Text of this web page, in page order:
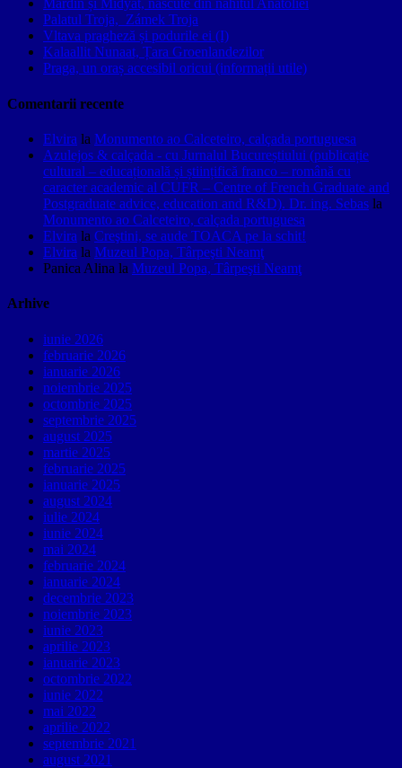
Mardin și Midyat, născute din nahitul Anatoliei
Palatul Troja, Zámek Troja
Vltava pragheză și podurile ei (I)
Kalaallit Nunaat, Țara Groenlandezilor
Praga, un oraș accesibil oricui (informații utile)
Comentarii recente
Elvira la Monumento ao Calceteiro, calçada portuguesa
Azulejos & calçada - cu Jurnalul Bucureștiului (publicație
cultural – educațională și științifică franco – română cu
caracter academic al CUFR – Centre of French Graduate and
Postgraduate advice, education and R&D). Dr. ing. Sebas la
Monumento ao Calceteiro, calçada portuguesa
Elvira la Creştini, se aude TOACA pe la schit!
Elvira la Muzeul Popa, Târpeşti Neamţ
Panica Alina la Muzeul Popa, Târpeşti Neamţ
Arhive
iunie 2026
februarie 2026
ianuarie 2026
noiembrie 2025
octombrie 2025
septembrie 2025
august 2025
martie 2025
februarie 2025
ianuarie 2025
august 2024
iulie 2024
iunie 2024
mai 2024
februarie 2024
ianuarie 2024
decembrie 2023
noiembrie 2023
iunie 2023
aprilie 2023
ianuarie 2023
octombrie 2022
iunie 2022
mai 2022
aprilie 2022
septembrie 2021
august 2021